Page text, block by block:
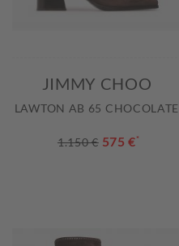
JIMMY CHOO
LAWTON AB 65 CHOCOLATE
1.150 € 575 €*